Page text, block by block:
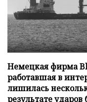
Немецкая фирма
работавшая в
лишилась
результате